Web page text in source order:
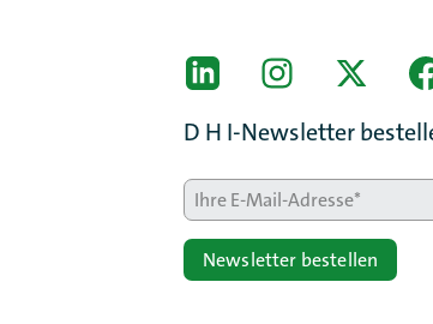
[Der ZDH in den
LinkedIninstagramTwitter
D H I-Newsletter
Newsletter bestellen